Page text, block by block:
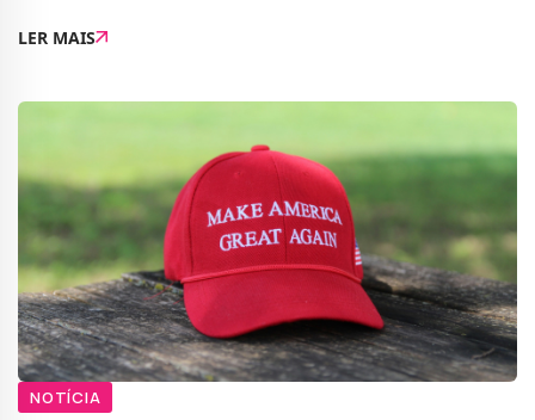
à Reebok para lançar três pares d
LER MAIS
NOTÍCIA